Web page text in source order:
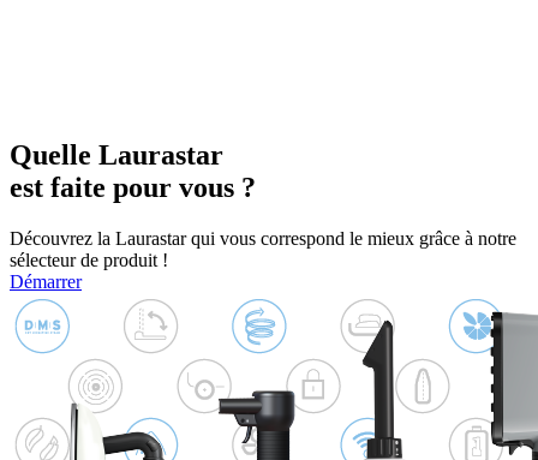
Quelle Laurastar
est faite pour vous ?
Découvrez la Laurastar qui vous correspond le mieux grâce à notre
sélecteur de produit !
Démarrer